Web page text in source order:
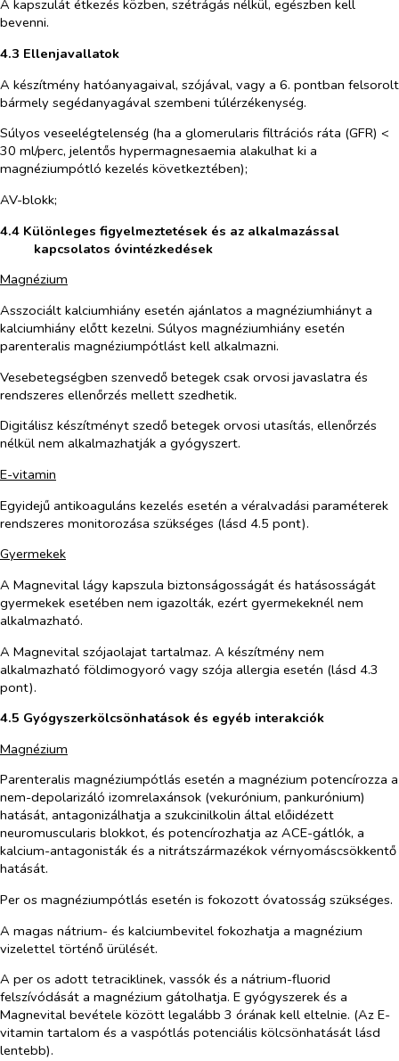
A kapszulát étkezés közben, szétrágás nélkül, egészben kell
bevenni.
4.3 Ellenjavallatok
A készítmény hatóanyagaival, szójával, vagy a 6. pontban felsorolt
bármely segédanyagával szembeni túlérzékenység.
Súlyos veseelégtelenség (ha a glomerularis filtrációs ráta (GFR) <
30 ml/perc, jelentős hypermagnesaemia alakulhat ki a
magnéziumpótló kezelés következtében);
AV-blokk;
4.4 Különleges figyelmeztetések és az alkalmazással
kapcsolatos óvintézkedések
Magnézium
Asszociált kalciumhiány esetén ajánlatos a magnéziumhiányt a
kalciumhiány előtt kezelni. Súlyos magnéziumhiány esetén
parenteralis magnéziumpótlást kell alkalmazni.
Vesebetegségben szenvedő betegek csak orvosi javaslatra és
rendszeres ellenőrzés mellett szedhetik.
Digitálisz készítményt szedő betegek orvosi utasítás, ellenőrzés
nélkül nem alkalmazhatják a gyógyszert.
E-vitamin
Egyidejű antikoaguláns kezelés esetén a véralvadási paraméterek
rendszeres monitorozása szükséges (lásd 4.5 pont).
Gyermekek
A Magnevital lágy kapszula biztonságosságát és hatásosságát
gyermekek esetében nem igazolták, ezért gyermekeknél nem
alkalmazható.
A Magnevital szójaolajat tartalmaz. A készítmény nem
alkalmazható földimogyoró vagy szója allergia esetén (lásd 4.3
pont).
4.5 Gyógyszerkölcsönhatások és egyéb interakciók
Magnézium
Parenteralis magnéziumpótlás esetén a magnézium potencírozza a
nem-depolarizáló izomrelaxánsok (vekurónium, pankurónium)
hatását, antagonizálhatja a szukcinilkolin által előidézett
neuromuscularis blokkot, és potencírozhatja az ACE-gátlók, a
kalcium-antagonisták és a nitrátszármazékok vérnyomáscsökkentő
hatását.
Per os magnéziumpótlás esetén is fokozott óvatosság szükséges.
A magas nátrium- és kalciumbevitel fokozhatja a magnézium
vizelettel történő ürülését.
A per os adott tetraciklinek, vassók és a nátrium-fluorid
felszívódását a magnézium gátolhatja. E gyógyszerek és a
Magnevital bevétele között legalább 3 órának kell eltelnie. (Az E-
vitamin tartalom és a vaspótlás potenciális kölcsönhatását lásd
lentebb).